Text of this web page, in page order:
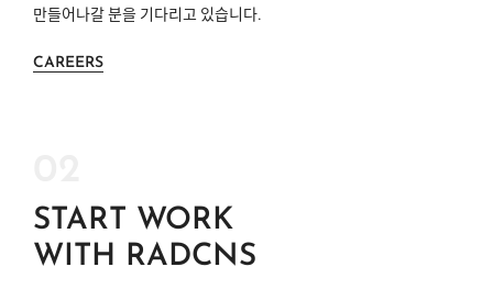
만들어나갈 분을 기다리고 있습니다.
CAREERS
START WORK
WITH RADCNS